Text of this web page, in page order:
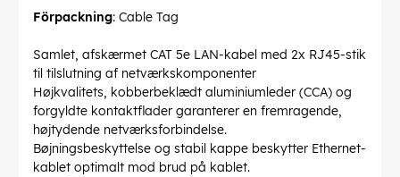
Förpackning: Cable Tag
Samlet, afskærmet CAT 5e LAN-kabel med 2x RJ45-stik
til tilslutning af netværkskomponenter
Højkvalitets, kobberbeklædt aluminiumleder (CCA) og
forgyldte kontaktflader garanterer en fremragende,
højtydende netværksforbindelse.
Bøjningsbeskyttelse og stabil kappe beskytter Ethernet-
kablet optimalt mod brud på kablet.